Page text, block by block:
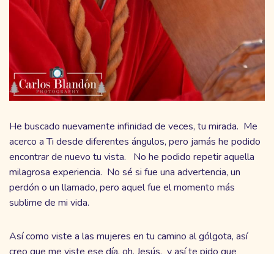
He buscado nuevamente infinidad de veces, tu mirada. Me
acerco a Ti desde diferentes ángulos, pero jamás he podido
encontrar de nuevo tu vista. No he podido repetir aquella
milagrosa experiencia. No sé si fue una advertencia, un
perdón o un llamado, pero aquel fue el momento más
sublime de mi vida.
Así como viste a las mujeres en tu camino al gólgota, así